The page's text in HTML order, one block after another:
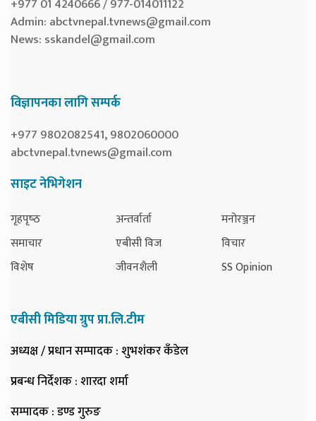
+977 01 4240666 / 977-014011122
Admin: abctvnepal.tvnews@gmail.com
News: sskandel@gmail.com
विज्ञापनका लागि सम्पर्क
+977 9802082541, 9802060000
abctvnepal.tvnews@gmail.com
साइट नेभिगेशन
गृहपृष्‍ठ
समाचार
विशेष
अन्तर्वार्ता
एबीसी विज
जीवनशैली
मनोरञ्जन
विचार
SS Opinion
एबीसी मिडिया ग्रुप प्रा.लि.टीम
अध्यक्ष / प्रधान सम्पादक: शुभशंकर कँडेल
प्रबन्ध निर्देशक: शारदा शर्मा
सम्पादक: डण्ड गुरुङ